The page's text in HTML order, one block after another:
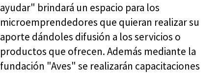
ayudar" brindará un espacio para los
microemprendedores que quieran realizar su
aporte dándoles difusión a los servicios o
productos que ofrecen. Además mediante la
fundación "Aves" se realizarán capacitaciones